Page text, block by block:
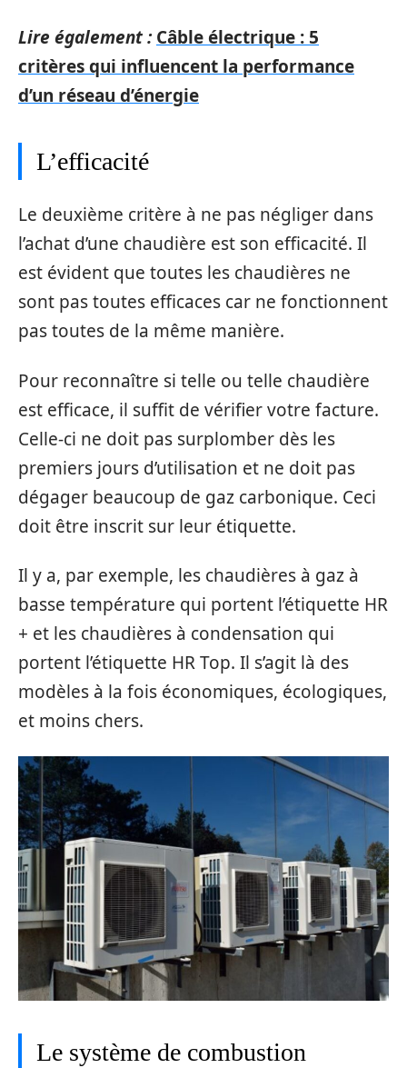
Lire également : Câble électrique : 5
critères qui influencent la performance
d’un réseau d’énergie
L’efficacité
Le deuxième critère à ne pas négliger dans
l’achat d’une chaudière est son efficacité. Il
est évident que toutes les chaudières ne
sont pas toutes efficaces car ne fonctionnent
pas toutes de la même manière.
Pour reconnaître si telle ou telle chaudière
est efficace, il suffit de vérifier votre facture.
Celle-ci ne doit pas surplomber dès les
premiers jours d’utilisation et ne doit pas
dégager beaucoup de gaz carbonique. Ceci
doit être inscrit sur leur étiquette.
Il y a, par exemple, les chaudières à gaz à
basse température qui portent l’étiquette HR
+ et les chaudières à condensation qui
portent l’étiquette HR Top. Il s’agit là des
modèles à la fois économiques, écologiques,
et moins chers.
Le système de combustion